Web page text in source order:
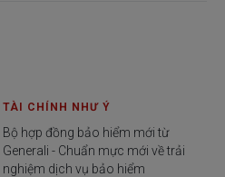
TÀI CHÍNH NHƯ Ý
Bộ hợp đồng bảo hiểm mới từ
Generali - Chuẩn mực mới về trải
nghiệm dịch vụ bảo hiểm